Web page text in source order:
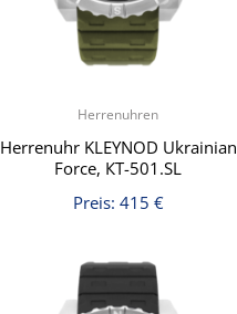
Herrenuhren
Herrenuhr KLEYNOD Ukrainian
Force, КT-501.SL
Preis: 415 €